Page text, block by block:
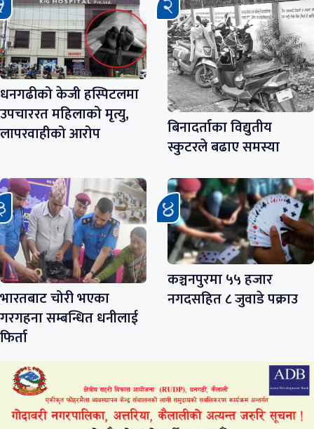
धनगढीको केजी हस्पिटलमा
उपचाररत महिलाको मृत्यु,
लापरवाहीको आरोप
बिनादर्ताका विद्युतीय
स्कुटरले बढाए समस्या
भारतबाट चोरी भएका
गरगहना सम्बन्धित धनीलाई
फिर्ता
कञ्चनपुरमा ५५ हजार
नगदसहित ८ जुवाडे पक्राउ